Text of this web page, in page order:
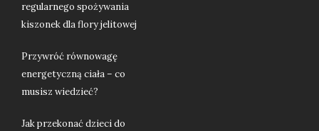
regularnego spożywania
kiszonek dla flory jelitowej
Przywróć równowagę
energetyczną ciała – co
musisz wiedzieć?
Jak przekonać dzieci do